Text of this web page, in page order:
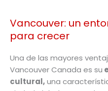
Vancouver: un
para crecer
Una de las mayores
Vancouver Canada es su
cultural,una